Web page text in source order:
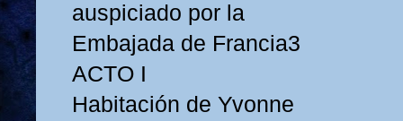
auspiciado por la
Embajada de Francia3
ACTO I
Habitación de Yvonne